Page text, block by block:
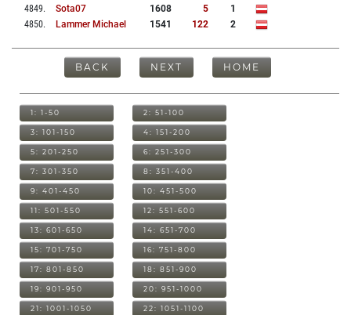
4849. Sota07 1608 5
1
4850. Lammer Michael 1541 122 2
BACK NEXT HOME
1: 1-50 2: 51-100
3: 101-150 4: 151-200
5: 201-250 6: 251-300
7: 301-350 8: 351-400
9: 401-450 10: 451-500
11: 501-550 12: 551-600
13: 601-650 14: 651-700
15: 701-750 16: 751-800
17: 801-850 18: 851-900
19: 901-950 20: 951-1000
21: 1001-1050 22: 1051-1100